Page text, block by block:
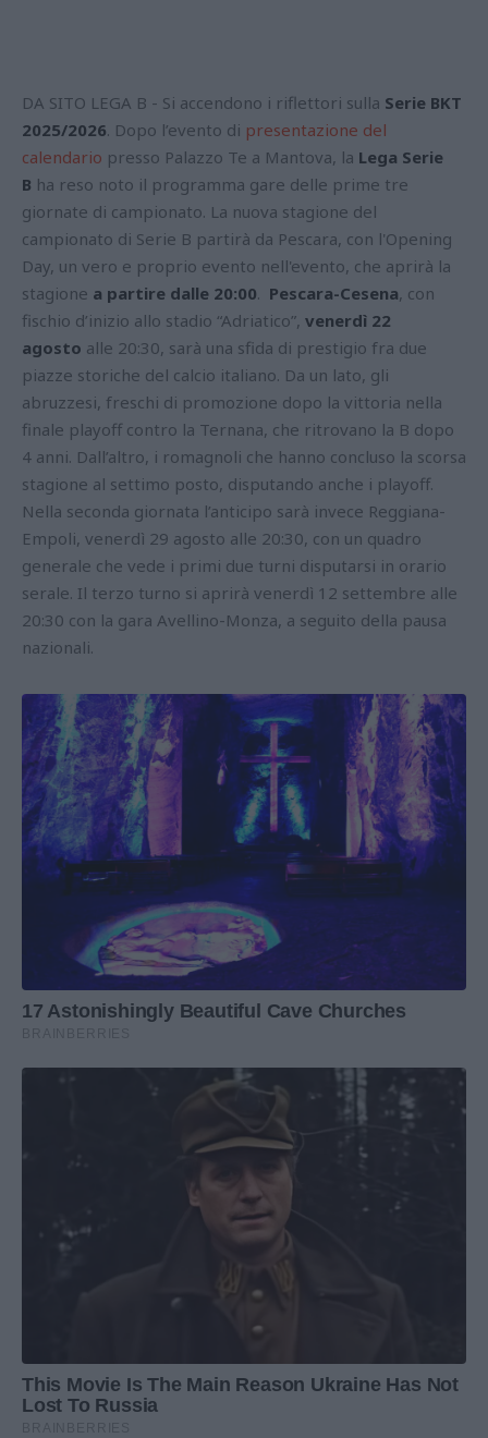
DA SITO LEGA B - Si accendono i riflettori sulla Serie BKT
2025/2026. Dopo l’evento di presentazione del
calendario presso Palazzo Te a Mantova, la Lega Serie
B ha reso noto il programma gare delle prime tre
giornate di campionato. La nuova stagione del
campionato di Serie B partirà da Pescara, con l'Opening
Day, un vero e proprio evento nell'evento, che aprirà la
stagione a partire dalle 20:00. Pescara-Cesena, con
fischio d’inizio allo stadio “Adriatico”, venerdì 22
agosto alle 20:30, sarà una sfida di prestigio fra due
piazze storiche del calcio italiano. Da un lato, gli
abruzzesi, freschi di promozione dopo la vittoria nella
finale playoff contro la Ternana, che ritrovano la B dopo
4 anni. Dall’altro, i romagnoli che hanno concluso la scorsa
stagione al settimo posto, disputando anche i playoff.
Nella seconda giornata l’anticipo sarà invece Reggiana-
Empoli, venerdì 29 agosto alle 20:30, con un quadro
generale che vede i primi due turni disputarsi in orario
serale. Il terzo turno si aprirà venerdì 12 settembre alle
20:30 con la gara Avellino-Monza, a seguito della pausa
nazionali.